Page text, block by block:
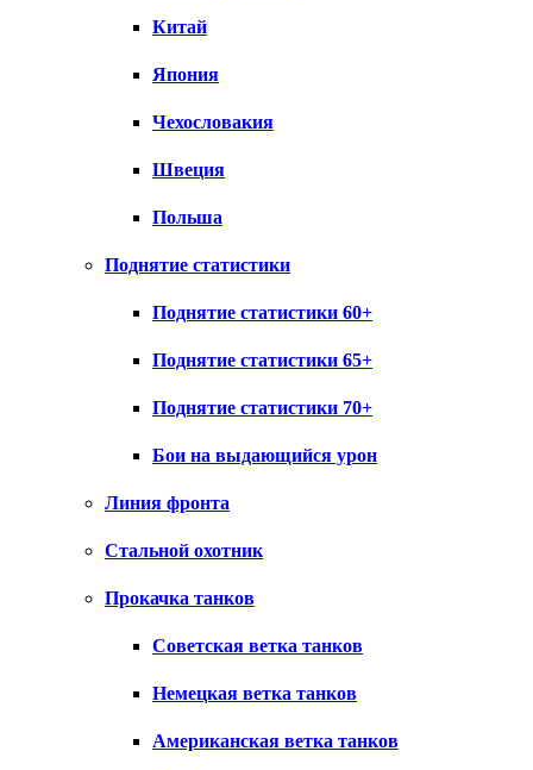
Китай
Япония
Чехословакия
Швеция
Польша
Поднятие статистики
Поднятие статистики 60+
Поднятие статистики 65+
Поднятие статистики 70+
Бои на выдающийся урон
Линия фронта
Стальной охотник
Прокачка танков
Советская ветка танков
Немецкая ветка танков
Американская ветка танков